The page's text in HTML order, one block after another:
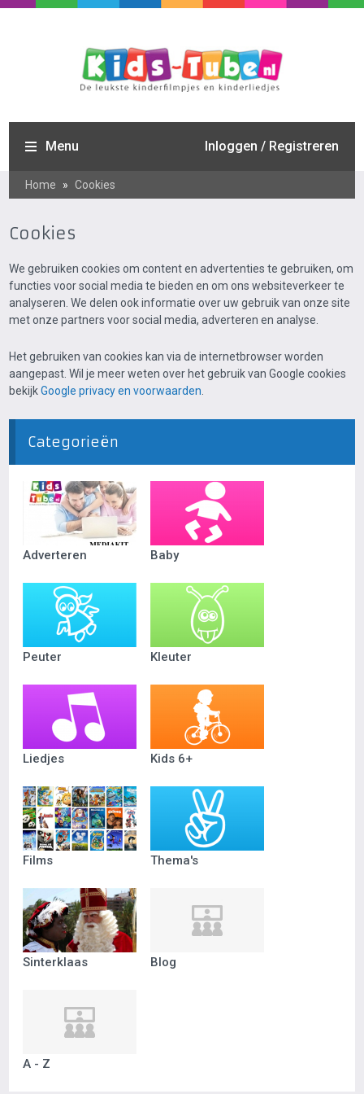
Menu Inloggen / Registreren
Home » Cookies
Cookies
We gebruiken cookies om content en advertenties te gebruiken, om
functies voor social media te bieden en om ons websiteverkeer te
analyseren. We delen ook informatie over uw gebruik van onze site
met onze partners voor social media, adverteren en analyse.
Het gebruiken van cookies kan via de internetbrowser worden
aangepast. Wil je meer weten over het gebruik van Google cookies
bekijkGoogle privacy en voorwaarden
Categorieën
Adverteren Baby
Peuter Kleuter
Liedjes Kids 6+
Films Thema's
Sinterklaas Blog
A - Z